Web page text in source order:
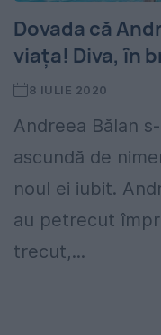
Dovada că
viața! Diva, în
8 IULIE 2020
Andreea Bălan
ascundă de
noul ei iubit.
au petrecut
trecut,...